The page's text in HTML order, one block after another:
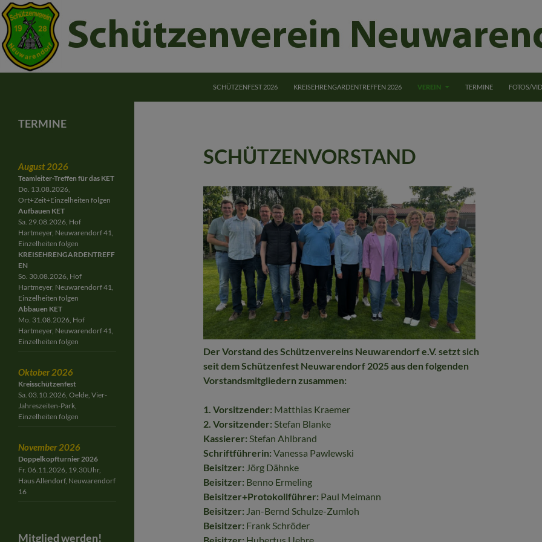
Schützenverein Neuwarendorf e.V.SCHÜTZENFEST 2026
KREISEHRENGARDENTREFFEN 2026 VEREIN TERMINE FOTOS/
SCHÜTZENVORSTAND
Der Vorstand des Schützenvereins Neuwarendorf e.V. setzt sich
seit dem Schützenfest Neuwarendorf 2025 aus den folgenden
Vorstandsmitgliedern zusammen:
1. Vorsitzender: Matthias Kraemer
2. Vorsitzender: Stefan Blanke
Kassierer: Stefan Ahlbrand
Schriftführerin: Vanessa Pawlewski
Beisitzer: Jörg Dähnke
Beisitzer: Benno Ermeling
Beisitzer+Protokollführer: Paul Meimann
Beisitzer: Jan-Bernd Schulze-Zumloh
Beisitzer: Frank Schröder
Gemeinschaft für Jung und Alt
TERMINE
August 2026
Teamleiter-Treffen für das KET
Do. 13.08.2026,
Ort+Zeit+Einzelheiten folgen
Aufbauen KET
Sa. 29.08.2026, Hof
Hartmeyer, Neuwarendorf 41,
Einzelheiten folgen
KREISEHRENGARDENTREFF
EN
So. 30.08.2026, Hof
Hartmeyer, Neuwarendorf 41,
Einzelheiten folgen
Abbauen KET
Mo. 31.08.2026, Hof
Hartmeyer, Neuwarendorf 41,
Einzelheiten folgen
Oktober 2026
Kreisschützenfest
Sa. 03.10.2026, Oelde, Vier-
Jahreszeiten-Park,
Einzelheiten folgen
November 2026
Doppelkopfturnier 2026
Fr. 06.11.2026, 19.30Uhr,
Haus Allendorf, Neuwarendorf
16
Mitglied werden!